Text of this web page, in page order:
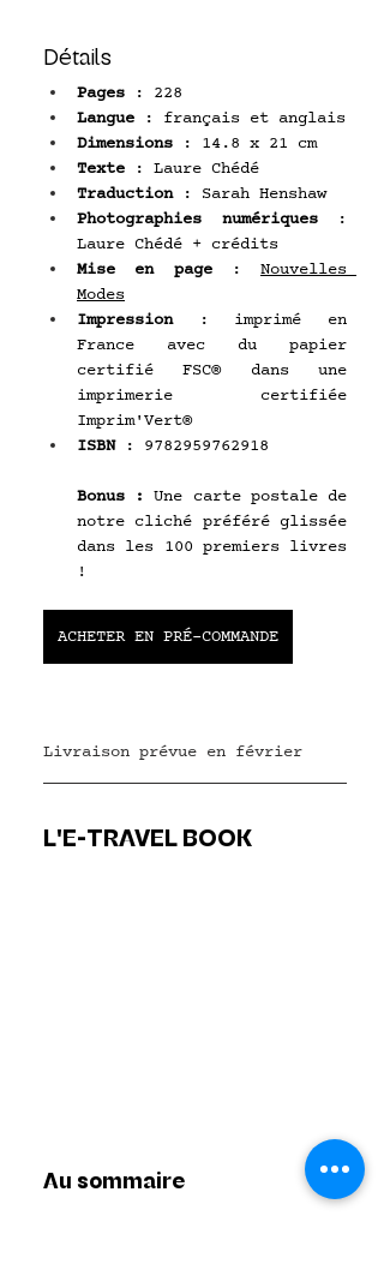
Détails
Pages : 228
Langue : français et anglais
Dimensions : 14.8 x 21 cm
Texte : Laure Chédé
Traduction : Sarah Henshaw
Photographies numériques
:
Laure Chédé + crédits
Mise en page : Nouvelles
Modes
Impression : imprimé en
France avec du papier
certifié FSC® dans une
imprimerie certifiée
Imprim'Vert®
ISBN : 9782959762918
Bonus : Une carte postale de
notre cliché préféré glissée
dans les 100 premiers livres
!
ACHETER EN PRÉ-COMMANDE
Livraison prévue en février
L'E-TRAVEL BOOK
Au sommaire